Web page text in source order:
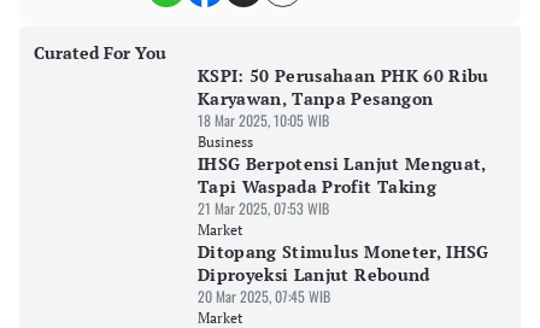
Curated For You
KSPI: 50 Perusahaan PHK 60 Ribu
Karyawan, Tanpa Pesangon
18 Mar 2025, 10:05 WIB
Business
IHSG Berpotensi Lanjut Menguat,
Tapi Waspada Profit Taking
21 Mar 2025, 07:53 WIB
Market
Ditopang Stimulus Moneter, IHSG
Diproyeksi Lanjut Rebound
20 Mar 2025, 07:45 WIB
Market